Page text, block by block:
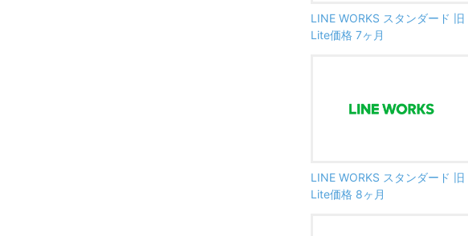
LINE WORKS スタンダード 旧
Lite価格 7ヶ月
LINE WORKS スタンダード 旧
Lite価格 8ヶ月